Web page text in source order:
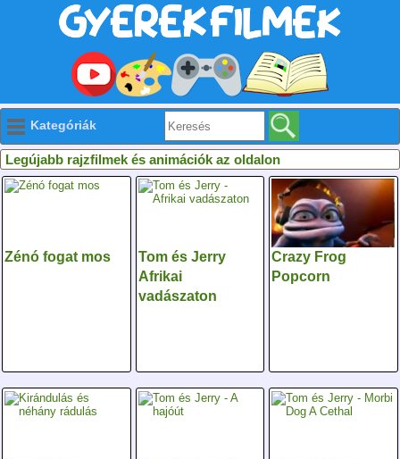
Kategóriák
Legújabb rajzfilmek és animációk az oldalon
Zénó fogat mos
Tom és Jerry
Afrikai
vadászaton
Crazy Frog
Popcorn